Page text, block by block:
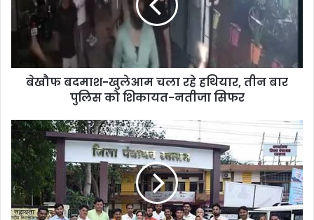
बेखौफ बदमाश-खुलेआम चला रहे हथियार, तीन बार
पुलिस को शिकायत-नतीजा सिफर